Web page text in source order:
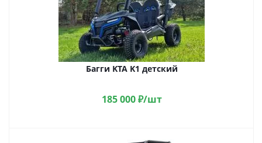
Багги KTA K1 детский
185 000₽/шт